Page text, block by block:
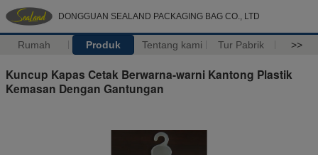
DONGGUAN SEALAND PACKAGING BAG CO., LTD
Rumah Produk Tentang kami Tur Pabrik >>
Kuncup Kapas Cetak Berwarna-warni Kantong Plastik
Kemasan Dengan Gantungan